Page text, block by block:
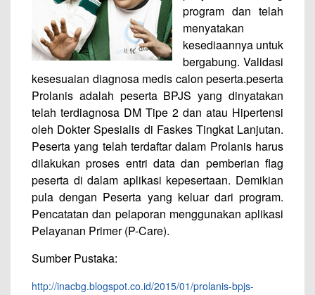
program dan telah
menyatakan
kesediaannya untuk
bergabung. Validasi
kesesuaian diagnosa medis calon peserta.peserta
Prolanis adalah peserta BPJS yang dinyatakan
telah terdiagnosa DM Tipe 2 dan atau Hipertensi
oleh Dokter Spesialis di Faskes Tingkat Lanjutan.
Peserta yang telah terdaftar dalam Prolanis harus
dilakukan proses entri data dan pemberian flag
peserta di dalam aplikasi kepesertaan. Demikian
pula dengan Peserta yang keluar dari program.
Pencatatan dan pelaporan menggunakan aplikasi
Pelayanan Primer (P-Care).
Sumber Pustaka:
http://inacbg.blogspot.co.id/2015/01/prolanis-bpjs-